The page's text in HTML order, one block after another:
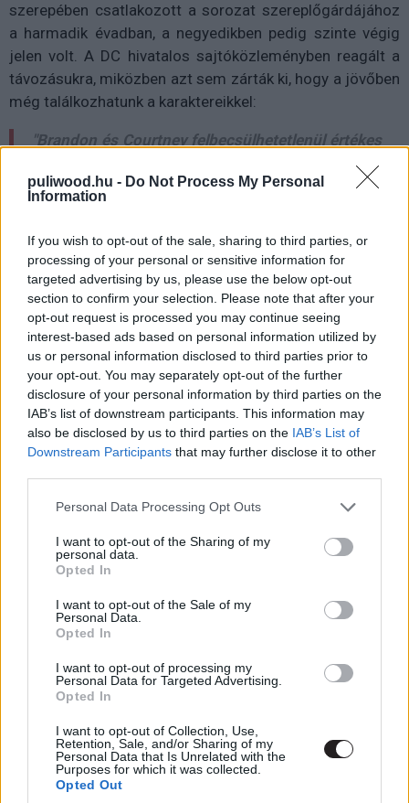
puliwood.hu - Do Not Process My Personal
Information
If you wish to opt-out of the sale, sharing to third parties, or
processing of your personal or sensitive information for
targeted advertising by us, please use the below opt-out
section to confirm your selection. Please note that after your
opt-out request is processed you may continue seeing
interest-based ads based on personal information utilized by
us or personal information disclosed to third parties prior to
your opt-out. You may separately opt-out of the further
disclosure of your personal information by third parties on the
IAB’s list of downstream participants. This information may
also be disclosed by us to third parties on the IAB’s List of
Downstream Participants that may further disclose it to other
Please note that this website/app uses one or more Google
not limited to your visit or usage behaviour. You may click to
grant or deny consent to Google and its third-party tags to
use your data for below specified purposes in below Google
consent section.
Personal Data Processing Opt Outs
I want to opt-out of the Sharing of my
personal data.
Opted In
I want to opt-out of the Sale of my
Personal Data.
Opted In
I want to opt-out of processing my
Personal Data for Targeted Advertising.
Opted In
I want to opt-out of Collection, Use,
Retention, Sale, and/or Sharing of my
Personal Data that Is Unrelated with the
Purposes for which it was collected.
Opted Out
szerepében csatlakozott a sorozat szereplőgárdájához
a harmadik évadban, a negyedikben pedig szinte végig
jelen volt. A DC hivatalos sajtóközleményben reagált a
távozásukra, miközben azt sem zárták ki, hogy a jövőben
még találkozhatunk a karaktereikkel:
"Brandon és Courtney felbecsülhetetlenül értékes
tagjai a Legendák családjának. Minden
alkalommal olyan szintű szenvedéllyel és
sorozathoz, mind a képernyőn, mind pedig a
színfalak mögött, amiért mélyen csodáljuk őket,
és amiért végtelenül hálásak vagyunk.
Természetesen, ahogy néhány főszereplő már a
múltban is leszállt a Waverider fedélzetéről, a
búcsú sosem végleges. Szeretjük ezeket a
karaktereket, és bízunk benne, hogy
megvizsgálhatjuk majd az elkövetkező
évadokban, jó vagy rossz hatással volt-e rájuk a
hajón kívüli élet."
A holnap legendái legújabb évada 2020. januárban kezd,
méghozzá egyből egy ugrással a mély vízbe: a várva várt
epizódjával.